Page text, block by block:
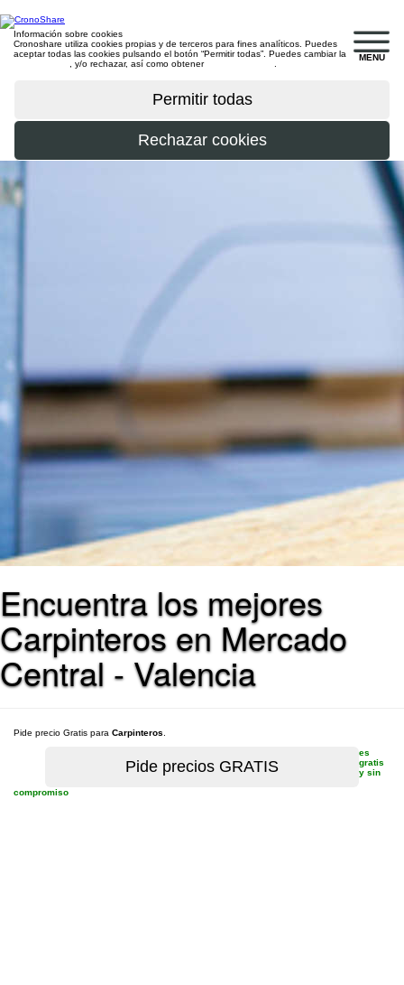
MENU
Información sobre cookies
Cronoshare utiliza cookies propias y de terceros para fines analíticos. Puedes
aceptar todas las cookies pulsando el botón “Permitir todas”. Puedes cambiar la
, y/o rechazar, así como obtener
Encuentra los mejores
Carpinteros en Mercado
Central - Valencia
Pide precio Gratis para Carpinteros
es
gratis
y sin
compromiso